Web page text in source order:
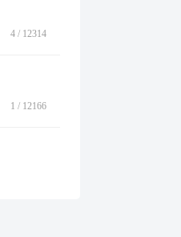
4 / 12314
1 / 12166